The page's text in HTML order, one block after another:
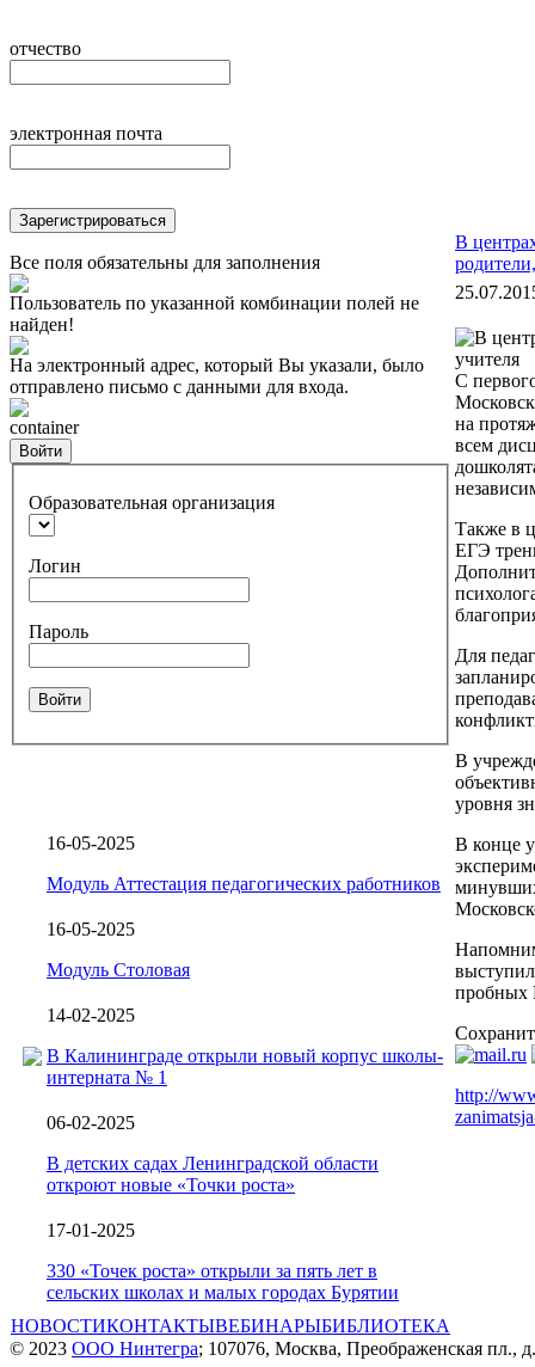
отчество
электронная почта
Зарегистрироваться
Все поля обязательны для заполнения
Пользователь по указанной комбинации полей не
найден!
На электронный адрес, который Вы указали, было
отправлено письмо с данными для входа.
container
Войти
Образовательная организация
Логин
Пароль
Войти
16-05-2025
Модуль Аттестация педагогических работников
16-05-2025
Модуль Столовая
14-02-2025
В Калининграде открыли новый корпус школы-
интерната № 1
06-02-2025
В детских садах Ленинградской области
откроют новые «Точки роста»
17-01-2025
330 «Точек роста» открыли за пять лет в
сельских школах и малых городах Бурятии
В
С
на
всем
Также в
ЕГЭ
Для
В
уровня
В конце
пробных
http://
НОВОСТИКОНТАКТЫВЕБИНАРЫБИБЛИОТЕКА
© 2023 ООО Нинтегра; 107076, Москва, Преображенская пл.,